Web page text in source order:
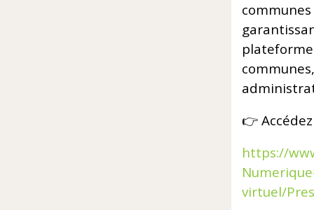
👉
https://
virtuel/